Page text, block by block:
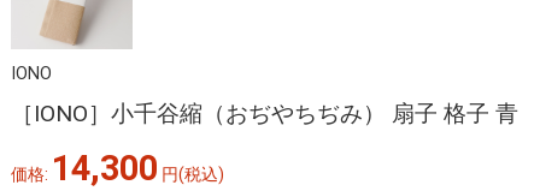
IONO
［IONO］小千谷縮（おぢやちぢみ） 扇子 格子 青
価格: 14,300 円(税込)